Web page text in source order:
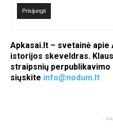
Prisijungti
Apkasai.lt – svetainė
istorijos skeveldras.
straipsnių perpublikavimo
siųskite info@nodum.lt
-